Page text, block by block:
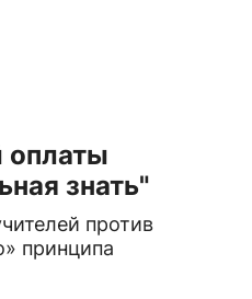
оплаты
знать"
против
принципа